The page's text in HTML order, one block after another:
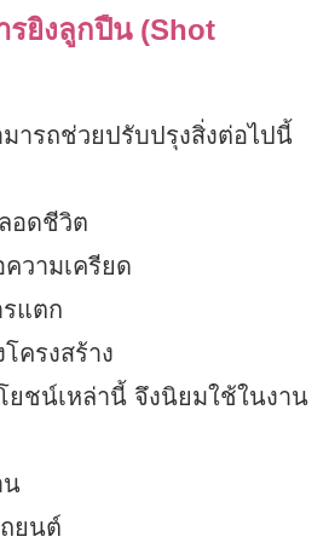
รยิงลูกปืน (Shot
ารถช่วยปรับปรุงสิ่งต่อไปนี้
อดชีวิต
วามเครียด
แตก
ครงสร้าง
ยชน์เหล่านี้ จึงนิยมใช้ในงาน
น
ยนต์